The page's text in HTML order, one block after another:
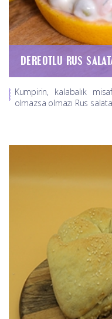
DEREOTLU RUS
Kumpirin, kalabalık
olmazsa olmazı Rus